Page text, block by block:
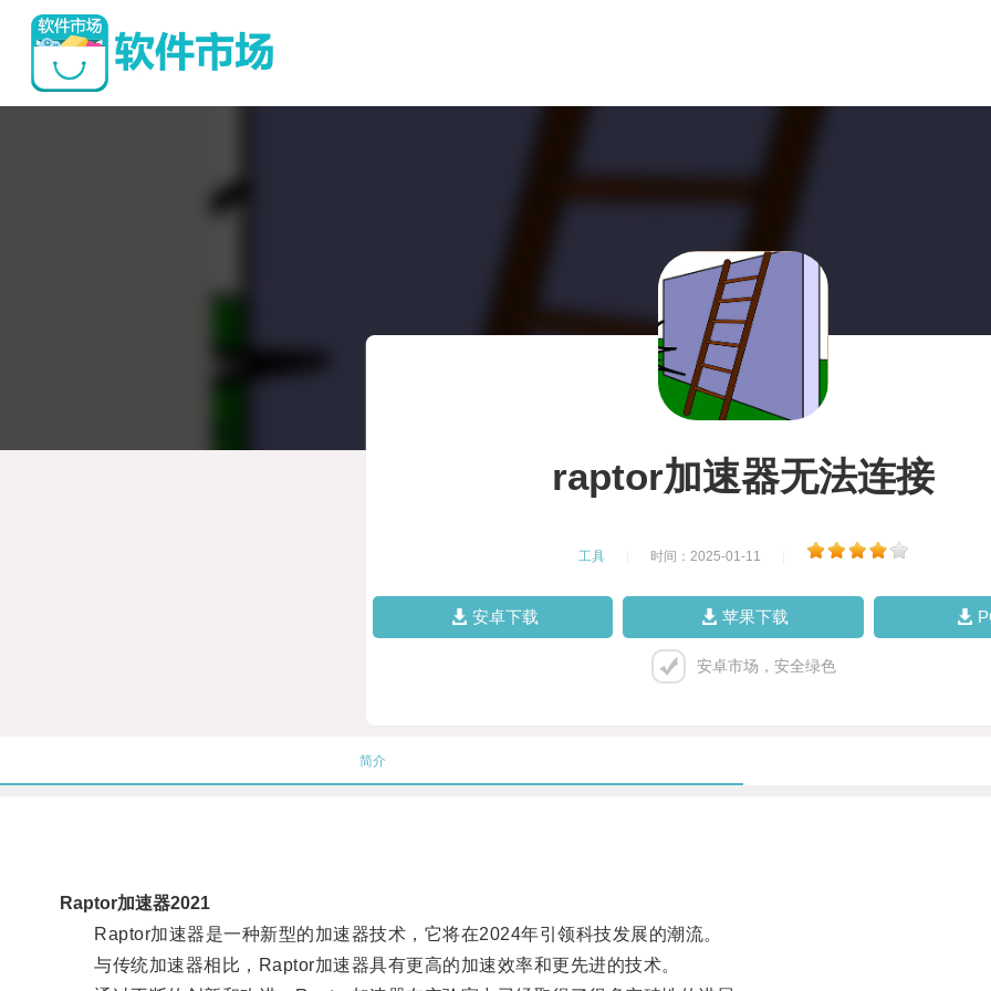
raptor加速器无法连接
工具 时间：2025-01-11
安卓下载 苹果下载
安卓市场，安全绿色
简介
Raptor加速器2021
Raptor加速器是一种新型的加速器技术，它将在2024年引领科技发展的潮流。
与传统加速器相比，Raptor加速器具有更高的加速效率和更先进的技术。